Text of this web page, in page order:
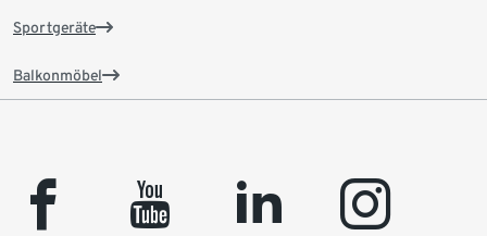
Sportgeräte
Balkonmöbel
facebook youtube linkedin instagram